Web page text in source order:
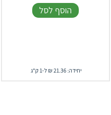
הוסף לסל
יחידה: 21.36 ₪ ל-1 ק"ג